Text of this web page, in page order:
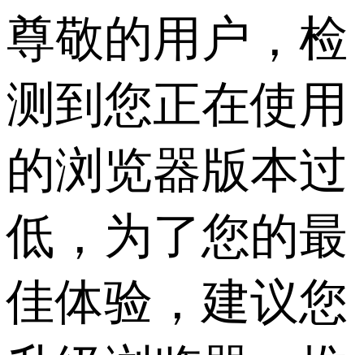
尊敬的用户，检
测到您正在使用
的浏览器版本过
低，为了您的最
佳体验，建议您